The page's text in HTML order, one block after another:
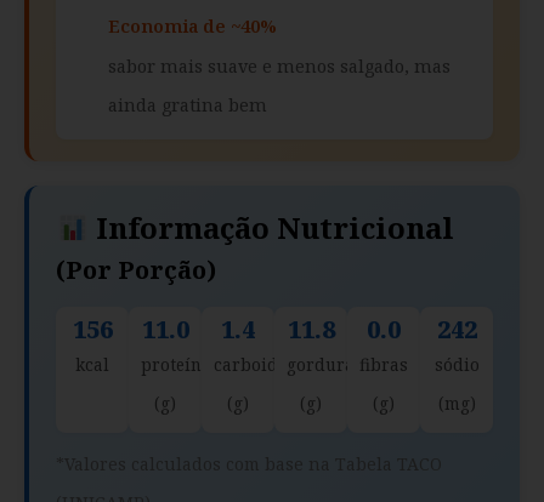
Economia de ~40%
sabor mais suave e menos salgado, mas
ainda gratina bem
Informação Nutricional
(por Porção)
156
kcal
11.0
proteína
(g)
1.4
carboidratos
(g)
11.8
gorduras
(g)
0.0
fibras
(g)
242
sódio
(mg)